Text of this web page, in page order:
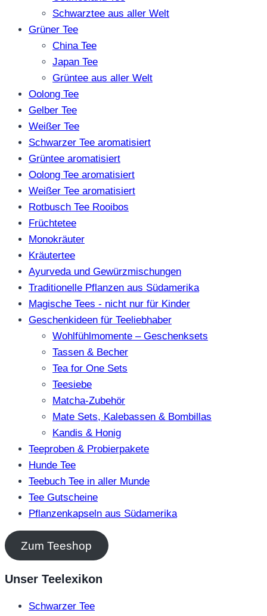
Schwarztee aus aller Welt
Grüner Tee
China Tee
Japan Tee
Grüntee aus aller Welt
Oolong Tee
Gelber Tee
Weißer Tee
Schwarzer Tee aromatisiert
Grüntee aromatisiert
Oolong Tee aromatisiert
Weißer Tee aromatisiert
Rotbusch Tee Rooibos
Früchtetee
Monokräuter
Kräutertee
Ayurveda und Gewürzmischungen
Traditionelle Pflanzen aus Südamerika
Magische Tees - nicht nur für Kinder
Geschenkideen für Teeliebhaber
Wohlfühlmomente – Geschenksets
Tassen & Becher
Tea for One Sets
Teesiebe
Matcha-Zubehör
Mate Sets, Kalebassen & Bombillas
Kandis & Honig
Teeproben & Probierpakete
Hunde Tee
Teebuch Tee in aller Munde
Tee Gutscheine
Pflanzenkapseln aus Südamerika
Zum Teeshop
Unser Teelexikon
Schwarzer Tee